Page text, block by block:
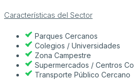
Características del Sector
Parques Cercanos
Colegios / Universidades
Zona Campestre
Supermercados / Centros
Transporte Público Cercano